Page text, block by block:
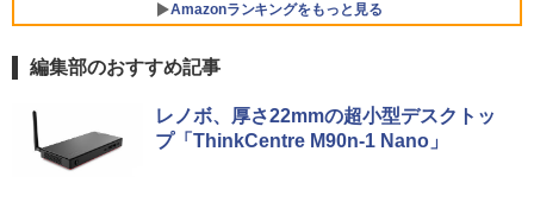
￥29,800
5
レビュー投稿 5年保証｜MS Office 2024
H&B 搭載｜中古ノートパソコン Windo
ws11 Office付｜テンキー DVD 搭載｜C
5
DELL OptiPlex 3060 Micro【Core i5-84
00T/8GB(DDR4)/500GB/Win11-64bit】
￥16,800
￥8,980
5
【期間限定10%OFFクーポン 8/12 10時
まで】 ゲーミングモニター 24.5インチ F
HD 240Hz 1ms Fast IPSパネル HDMI2.0
￥3,480
Amazonランキングをもっと見る
編集部のおすすめ記事
レノボ、厚さ22mmの超小型デスクトッ
プ「ThinkCentre M90n-1 Nano」